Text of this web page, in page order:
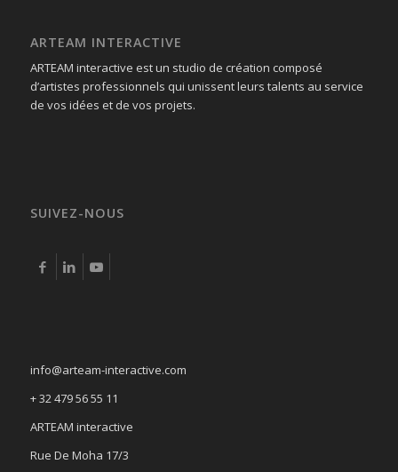
ARTEAM INTERACTIVE
ARTEAM interactive est un studio de création composé
d’artistes professionnels qui unissent leurs talents au service
de vos idées et de vos projets.
SUIVEZ-NOUS
info@arteam-interactive.com
+ 32 479 56 55 11
ARTEAM interactive
Rue De Moha 17/3